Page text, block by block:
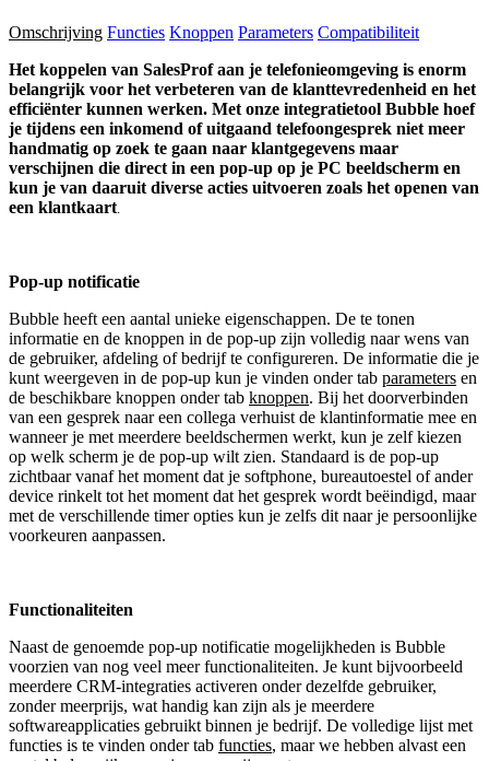
Omschrijving Functies Knoppen Parameters Compatibiliteit
Het koppelen van SalesProf aan je telefonieomgeving is enorm
belangrijk voor het verbeteren van de klanttevredenheid en het
efficiënter kunnen werken. Met onze integratietool Bubble hoef
je tijdens een inkomend of uitgaand telefoongesprek niet meer
handmatig op zoek te gaan naar klantgegevens maar
verschijnen die direct in een pop-up op je PC beeldscherm en
kun je van daaruit diverse acties uitvoeren zoals het openen van
een klantkaart
Pop-up notificatie
Bubble heeft een aantal unieke eigenschappen. De te tonen
informatie en de knoppen in de pop-up zijn volledig naar wens van
de gebruiker, afdeling of bedrijf te configureren. De informatie die je
kunt weergeven in de pop-up kun je vinden onder tab parameters en
de beschikbare knoppen onder tab knoppen. Bij het doorverbinden
van een gesprek naar een collega verhuist de klantinformatie mee en
wanneer je met meerdere beeldschermen werkt, kun je zelf kiezen
op welk scherm je de pop-up wilt zien. Standaard is de pop-up
zichtbaar vanaf het moment dat je softphone, bureautoestel of ander
device rinkelt tot het moment dat het gesprek wordt beëindigd, maar
met de verschillende timer opties kun je zelfs dit naar je persoonlijke
voorkeuren aanpassen.
Functionaliteiten
Naast de genoemde pop-up notificatie mogelijkheden is Bubble
voorzien van nog veel meer functionaliteiten. Je kunt bijvoorbeeld
meerdere CRM-integraties activeren onder dezelfde gebruiker,
zonder meerprijs, wat handig kan zijn als je meerdere
softwareapplicaties gebruikt binnen je bedrijf. De volledige lijst met
functies is te vinden onder tab functies, maar we hebben alvast een